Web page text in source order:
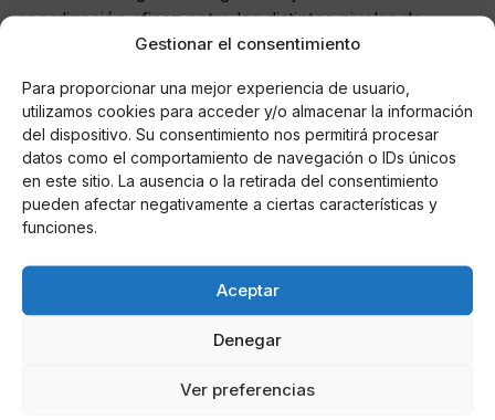
Gestionar el consentimiento
Para proporcionar una mejor experiencia de usuario,
utilizamos cookies para acceder y/o almacenar la información
del dispositivo. Su consentimiento nos permitirá procesar
datos como el comportamiento de navegación o IDs únicos
en este sitio. La ausencia o la retirada del consentimiento
pueden afectar negativamente a ciertas características y
funciones.
Aceptar
Denegar
Ver preferencias
coordinación eficaz entre los distintos niveles de
administración del Estado, hacen que la crisis
inmigrantes en una suerte de carrera contra el tiempo,
que no solo no ofrece respuesta a los problemas de
fondo, sino que tampoco logra armonizar
adecuadamente la protección de los derechos de las
personas extranjeras en situación de vulnerabilidad
con los intereses del conjunto de la sociedad.
Por ello, el Defensor cree que es urgente
que Estado,
comunidades autónomas y ayuntamientos aborden
en una reunión conjuntael diseño de un sistema que
supone la gestión de la irregularidad documental de